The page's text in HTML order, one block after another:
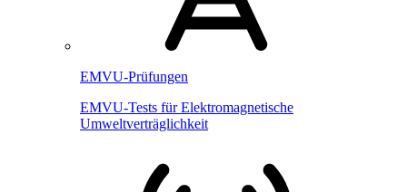
EMVU-Prüfungen
EMVU-Tests für Elektromagnetische
Umweltverträglichkeit